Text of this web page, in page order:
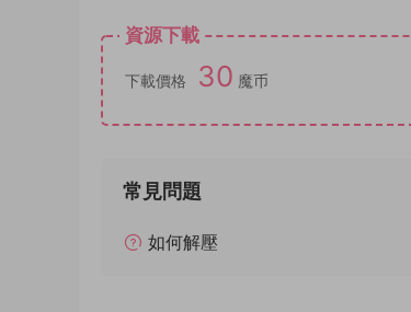
資源下載
下載價格 30 魔币
常見問題
如何解壓